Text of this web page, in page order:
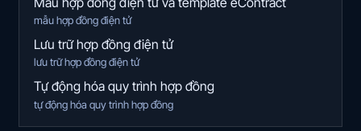
mẫu hợp đồng điện tử
Lưu trữ hợp đồng điện tử
lưu trữ hợp đồng điện tử
Tự động hóa quy trình hợp đồng
tự động hóa quy trình hợp đồng